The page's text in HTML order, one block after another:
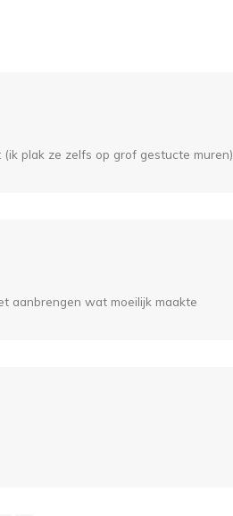
plak ze zelfs op grof gestucte muren).
aanbrengen wat moeilijk maakte